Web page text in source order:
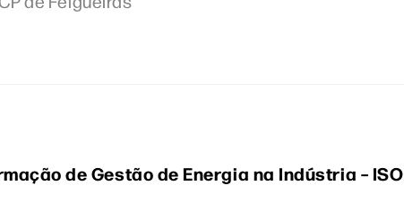
de Gestão de Energia na Indústria – ISO